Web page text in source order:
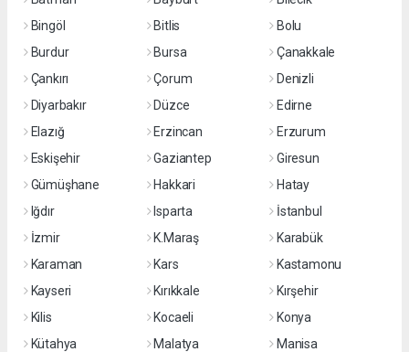
Bingöl
Bitlis
Bolu
Burdur
Bursa
Çanakkale
Çankırı
Çorum
Denizli
Diyarbakır
Düzce
Edirne
Elazığ
Erzincan
Erzurum
Eskişehir
Gaziantep
Giresun
Gümüşhane
Hakkari
Hatay
Iğdır
Isparta
İstanbul
İzmir
K.Maraş
Karabük
Karaman
Kars
Kastamonu
Kayseri
Kırıkkale
Kırşehir
Kilis
Kocaeli
Konya
Kütahya
Malatya
Manisa